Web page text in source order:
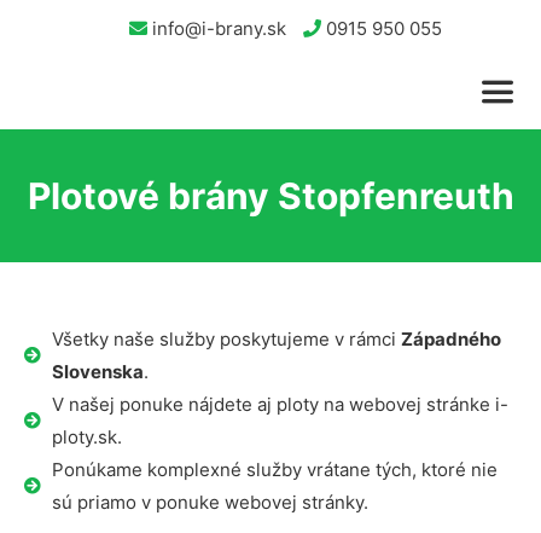
info@i-brany.sk 0915 950 055
Plotové brány Stopfenreuth
Všetky naše služby poskytujeme v rámci Západného
Slovenska.
V našej ponuke nájdete aj ploty na webovej stránke i-
ploty.sk.
Ponúkame komplexné služby vrátane tých, ktoré nie
sú priamo v ponuke webovej stránky.